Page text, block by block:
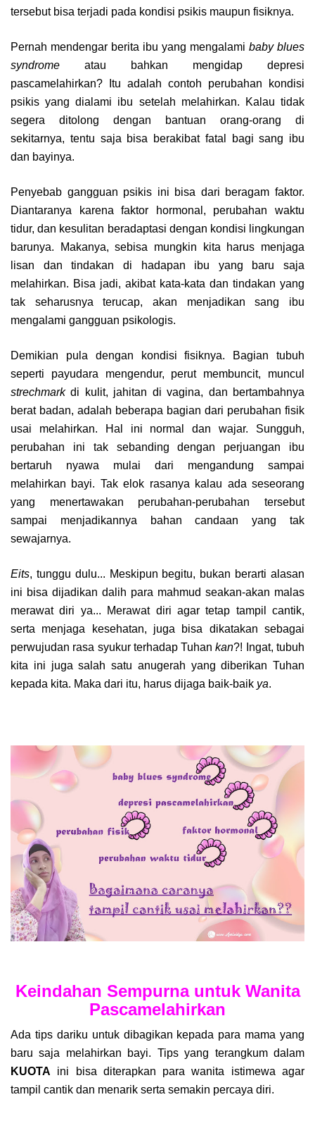
tersebut bisa terjadi pada kondisi psikis maupun fisiknya.
Pernah mendengar berita ibu yang mengalami baby blues
syndrome atau bahkan mengidap depresi
pascamelahirkan? Itu adalah contoh perubahan kondisi
psikis yang dialami ibu setelah melahirkan. Kalau tidak
segera ditolong dengan bantuan orang-orang di
sekitarnya, tentu saja bisa berakibat fatal bagi sang ibu
dan bayinya.
Penyebab gangguan psikis ini bisa dari beragam faktor.
Diantaranya karena faktor hormonal, perubahan waktu
tidur, dan kesulitan beradaptasi dengan kondisi lingkungan
barunya. Makanya, sebisa mungkin kita harus menjaga
lisan dan tindakan di hadapan ibu yang baru saja
melahirkan. Bisa jadi, akibat kata-kata dan tindakan yang
tak seharusnya terucap, akan menjadikan sang ibu
mengalami gangguan psikologis.
Demikian pula dengan kondisi fisiknya. Bagian tubuh
seperti payudara mengendur, perut membuncit, muncul
strechmarkdi kulit, jahitan di vagina, dan bertambahnya
berat badan, adalah beberapa bagian dari perubahan fisik
usai melahirkan. Hal ini normal dan wajar. Sungguh,
perubahan ini tak sebanding dengan perjuangan ibu
bertaruh nyawa mulai dari mengandung sampai
melahirkan bayi. Tak elok rasanya kalau ada seseorang
yang menertawakan perubahan-perubahan tersebut
sampai menjadikannya bahan candaan yang tak
sewajarnya.
Eits, tunggu dulu... Meskipun begitu, bukan berarti alasan
ini bisa dijadikan dalih para mahmud seakan-akan malas
merawat diri ya... Merawat diri agar tetap tampil cantik,
serta menjaga kesehatan, juga bisa dikatakan sebagai
perwujudan rasa syukur terhadap Tuhankan?! Ingat, tubuh
kita ini juga salah satu anugerah yang diberikan Tuhan
kepada kita. Maka dari itu, harus dijaga baik-baik ya.
Keindahan Sempurna untuk Wanita
Pascamelahirkan
Ada tips dariku untuk dibagikan kepada para mama yang
baru saja melahirkan bayi. Tips yang terangkum dalam
KUOTA ini bisa diterapkan para wanita istimewa agar
tampil cantik dan menarik serta semakin percaya diri.